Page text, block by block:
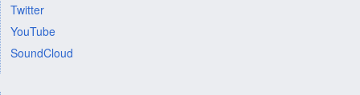
Twitter
YouTube
SoundCloud